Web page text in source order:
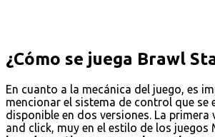
¿Cómo se juega Brawl
En cuanto a la mecánica del juego, es
mencionar el sistema de control que se
disponible en dos versiones. La primera
and click, muy en el estilo de los juegos